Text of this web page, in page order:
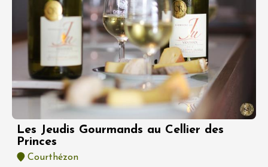
Les Jeudis Gourmands au Cellier des
Princes
Courthézon